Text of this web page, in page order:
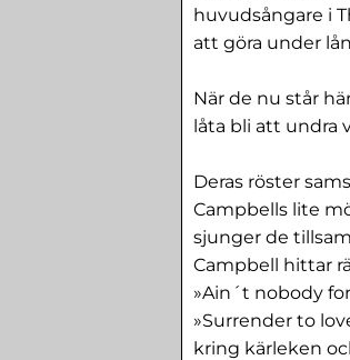
huvudsångare i
att göra under
När de nu står
låta bli att undra
Deras röster
Campbells lite
sjunger de
Campbell hittar
»Ain´t nobody
»Surrender to
kring kärleken